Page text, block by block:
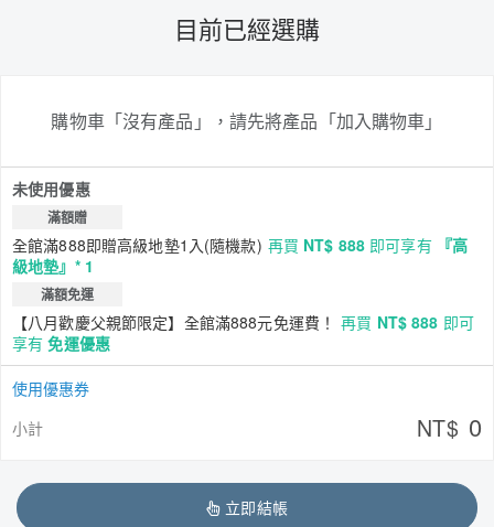
目前已經選購
購物車「沒有產品」，請先將產品「加入購物車」
未使用優惠
滿額贈
全館滿888即贈高級地墊1入(隨機款) 再買 NT$ 888 即可享有 『高
級地墊』* 1
滿額免運
【八月歡慶父親節限定】全館滿888元免運費！ 再買 NT$ 888 即可
享有免運優惠
使用優惠券
小計
NT$ 0
立即結帳